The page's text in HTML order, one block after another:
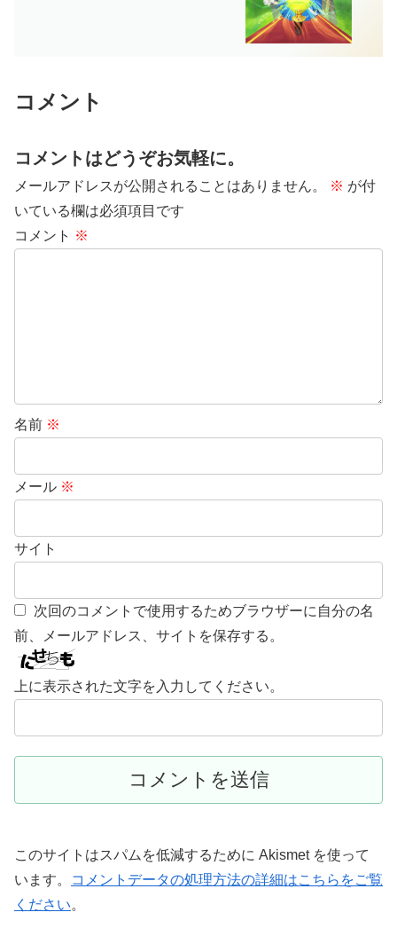
コメント
コメントはどうぞお気軽に。
メールアドレスが公開されることはありません。 ※ が付
いている欄は必須項目です
コメント ※
名前 ※
メール ※
サイト
次回のコメントで使用するためブラウザーに自分の名
前、メールアドレス、サイトを保存する。
上に表示された文字を入力してください。
このサイトはスパムを低減するために Akismet を使って
います。
コメントデータの処理方法の詳細はこちらをご覧
ください。